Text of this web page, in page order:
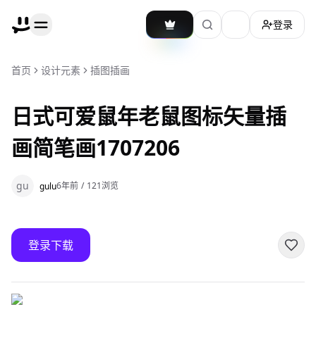
加载主题切换
登录
首页 设计元素 插图插画
日式可爱鼠年老鼠图标矢量插
画简笔画1707206
gu gulu6年前 / 121浏览
登录下载